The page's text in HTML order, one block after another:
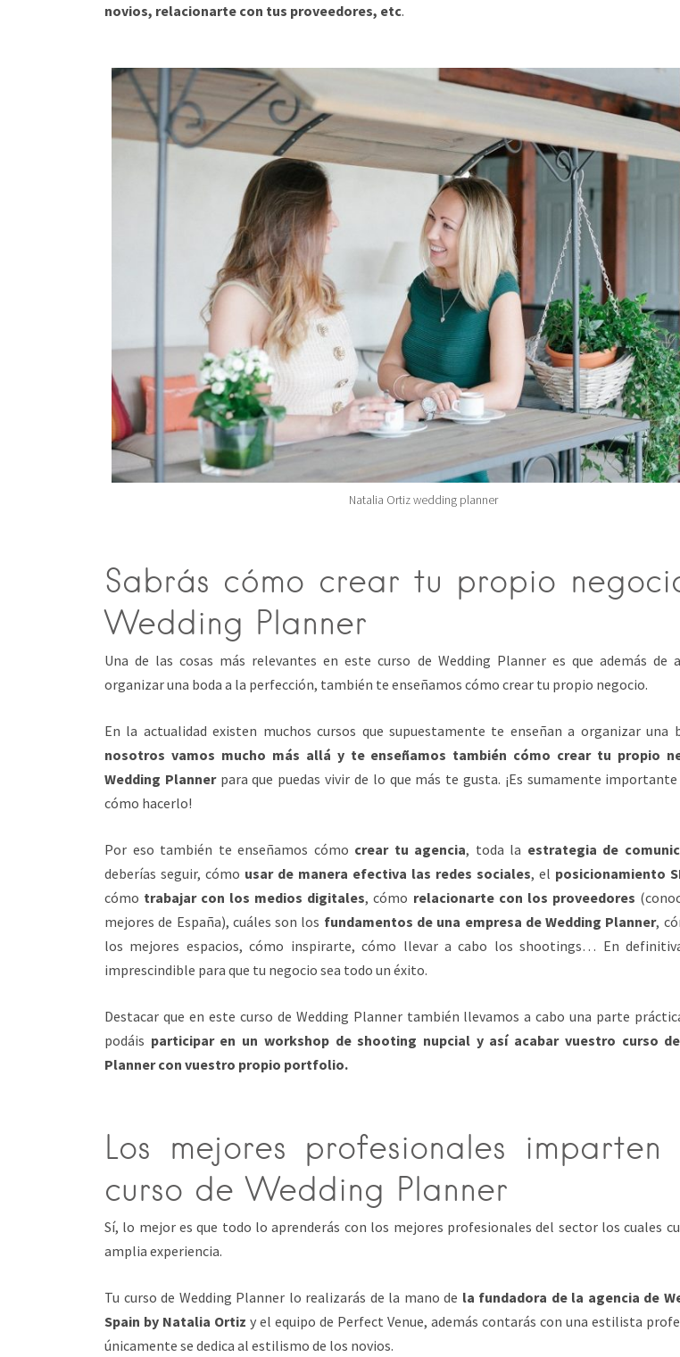
novios, relacionarte con tus proveedores, etc.
Natalia Ortiz wedding planner
Sabrás cómo crear tu propio
Wedding Planner
Una de las cosas más relevantes en este curso de Wedding Planner es que además de
organizar una boda a la perfección, también te enseñamos cómo crear tu propio negocio.
En la actualidad existen muchos cursos que supuestamente te enseñan a organizar una
nosotros vamos mucho más allá y te enseñamos también cómo crear tu propio
Wedding Plannerpara que puedas vivir de lo que más te gusta. ¡Es sumamente importante
cómo hacerlo!
Por eso también te enseñamos cómo crear tu agencia, toda la estrategia de
deberías seguir, cómo usar de manera efectiva las redes sociales, el posicionamiento
cómo trabajar con los medios digitales, cómo relacionarte con los proveedores
mejores de España), cuáles son los fundamentos de una empresa de Wedding Planner,
los mejores espacios, cómo inspirarte, cómo llevar a cabo los shootings… En
imprescindible para que tu negocio sea todo un éxito.
Destacar que en este curso de Wedding Planner también llevamos a cabo una parte
podáis participar en un workshop de shooting nupcial y así acabar vuestro curso
Planner con vuestro propio portfolio.
Los mejores profesionales imparten
curso de Wedding Planner
Sí, lo mejor es que todo lo aprenderás con los mejores profesionales del sector los cuales
amplia experiencia.
Tu curso de Wedding Planner lo realizarás de la mano de la fundadora de la agencia de
Spain by Natalia Ortiz y el equipo de Perfect Venue, además contarás con una estilista
únicamente se dedica al estilismo de los novios.